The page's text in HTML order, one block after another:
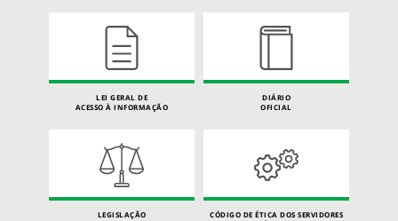
LEI GERAL DE
ACESSO À INFORMAÇÃO
DIÁRIO
OFICIAL
LEGISLAÇÃO
CÓDIGO DE ÉTICA DOS SERVIDORES